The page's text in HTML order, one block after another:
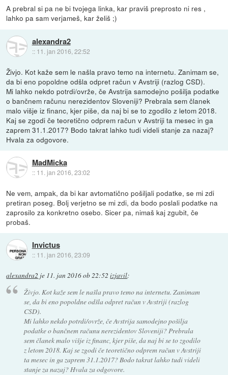
A prebral si pa ne bi tvojega linka, kar praviš preprosto ni res ,
lahko pa sam verjameš, kar želiš ;)
alexandra2
:: 11. jan 2016, 22:52
Živjo. Kot kaže sem le našla pravo temo na internetu. Zanimam se,
da bi eno popoldne odšla odpret račun v Avstriji (razlog CSD).
Mi lahko nekdo potrdi/ovrže, če Avstrija samodejno pošilja podatke
o bančnem računu nerezidentov Sloveniji? Prebrala sem članek
malo višje iz financ, kjer piše, da naj bi se to zgodilo z letom 2018.
Kaj se zgodi če teoretično odprem račun v Avstriji ta mesec in ga
zaprem 31.1.2017? Bodo takrat lahko tudi videli stanje za nazaj?
Hvala za odgovore.
MadMicka
:: 11. jan 2016, 23:02
Ne vem, ampak, da bi kar avtomatično pošiljali podatke, se mi zdi
pretiran poseg. Bolj verjetno se mi zdi, da bodo poslali podatke na
zaprosilo za konkretno osebo. Sicer pa, nimaš kaj zgubit, če
probaš.
Invictus
:: 11. jan 2016, 23:09
alexandra2 je 11. jan 2016 ob 22:52 izjavil:
Živjo. Kot kaže sem le našla pravo temo na internetu. Zanimam
se, da bi eno popoldne odšla odpret račun v Avstriji (razlog
CSD).
Mi lahko nekdo potrdi/ovrže, če Avstrija samodejno pošilja
podatke o bančnem računu nerezidentov Sloveniji? Prebrala
sem članek malo višje iz financ, kjer piše, da naj bi se to zgodilo
z letom 2018. Kaj se zgodi če teoretično odprem račun v Avstriji
ta mesec in ga zaprem 31.1.2017? Bodo takrat lahko tudi videli
stanje za nazaj? Hvala za odgovore.